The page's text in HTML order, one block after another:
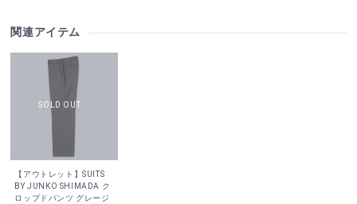
関連アイテム
【アウトレット】SUITS
BY JUNKO SHIMADA ク
ロップドパンツ グレージ